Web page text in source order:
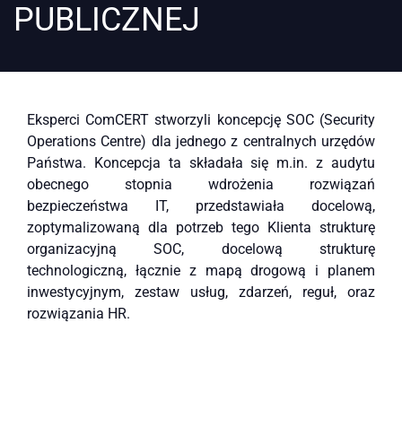
PUBLICZNEJ
Eksperci ComCERT stworzyli koncepcję SOC (Security
Operations Centre) dla jednego z centralnych urzędów
Państwa. Koncepcja ta składała się m.in. z audytu
obecnego stopnia wdrożenia rozwiązań
bezpieczeństwa IT, przedstawiała docelową,
zoptymalizowaną dla potrzeb tego Klienta strukturę
organizacyjną SOC, docelową strukturę
technologiczną, łącznie z mapą drogową i planem
inwestycyjnym, zestaw usług, zdarzeń, reguł, oraz
rozwiązania HR.